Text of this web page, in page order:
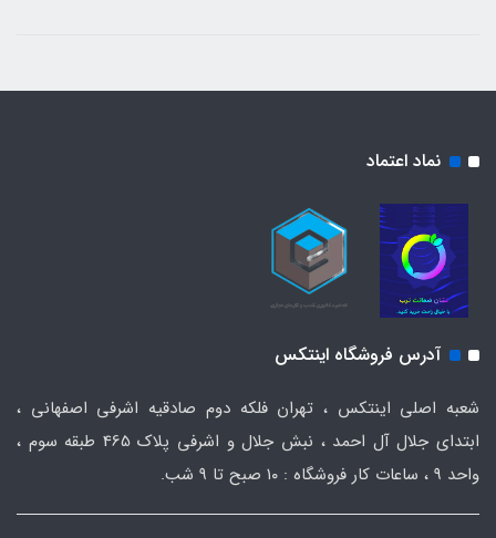
نماد اعتماد
آدرس فروشگاه اینتکس
شعبه اصلی اینتکس ، تهران فلکه دوم صادقیه اشرفی اصفهانی ،
ابتدای جلال آل احمد ، نبش جلال و اشرفی پلاک 465 طبقه سوم ،
واحد ۹ ، ساعات کار فروشگاه : ۱۰ صبح تا ۹ شب.